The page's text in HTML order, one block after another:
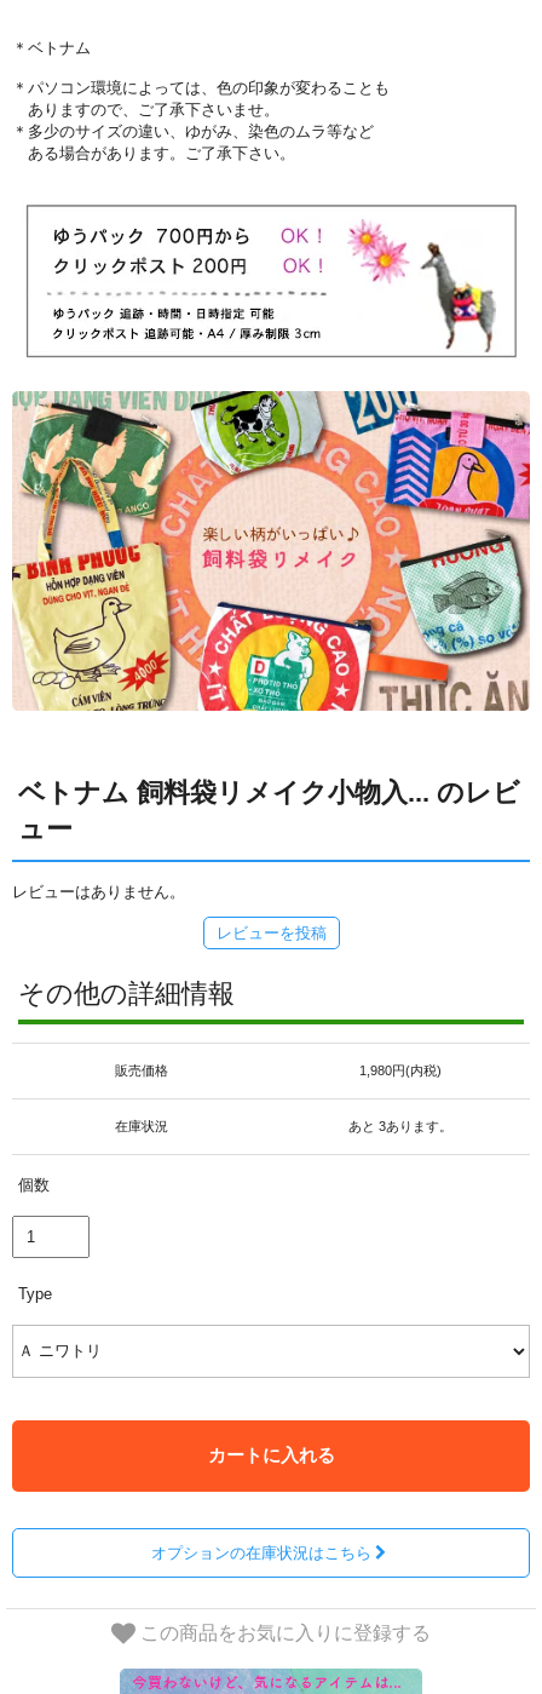
＊ベトナム
＊パソコン環境によっては、色の印象が変わることも
ありますので、ご了承下さいませ。
＊多少のサイズの違い、ゆがみ、染色のムラ等など
ある場合があります。ご了承下さい。
ベトナム 飼料袋リメイク小物入... のレビ
ュー
レビューはありません。
レビューを投稿
その他の詳細情報
販売価格 1,980円(内税)
在庫状況 あと 3あります。
個数
Type
カートに入れる
オプションの在庫状況はこちら
この商品をお気に入りに登録する